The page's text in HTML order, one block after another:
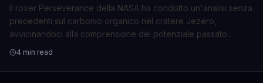
Il rover Perseverance della NASA ha condotto un'analisi senza
precedenti sul carbonio organico nel cratere Jezero,
avvicinandoci alla comprensione del potenziale passato
biologico di Marte.
4 min read